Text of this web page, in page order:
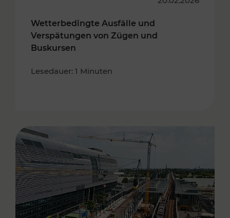
Wetterbedingte Ausfälle und
Verspätungen von Zügen und
Buskursen
Lesedauer: 1 Minuten